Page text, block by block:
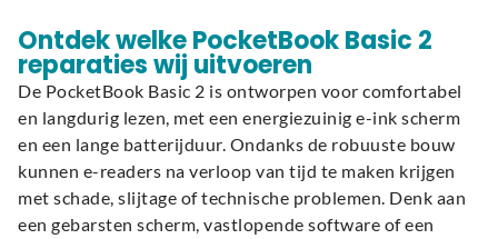
Ontdek welke PocketBook Basic 2
reparaties wij uitvoeren
De PocketBook Basic 2 is ontworpen voor comfortabel
en langdurig lezen, met een energiezuinig e-ink scherm
en een lange batterijduur. Ondanks de robuuste bouw
kunnen e-readers na verloop van tijd te maken krijgen
met schade, slijtage of technische problemen. Denk aan
een gebarsten scherm, vastlopende software of een